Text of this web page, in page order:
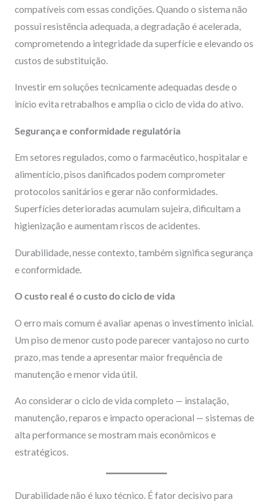
compatíveis com essas condições. Quando o sistema não
possui resistência adequada, a degradação é acelerada,
comprometendo a integridade da superfície e elevando os
custos de substituição.
Investir em soluções tecnicamente adequadas desde o
início evita retrabalhos e amplia o ciclo de vida do ativo.
Segurança e conformidade regulatória
Em setores regulados, como o farmacêutico, hospitalar e
alimentício, pisos danificados podem comprometer
protocolos sanitários e gerar não conformidades.
Superfícies deterioradas acumulam sujeira, dificultam a
higienização e aumentam riscos de acidentes.
Durabilidade, nesse contexto, também significa segurança
e conformidade.
O custo real é o custo do ciclo de vida
O erro mais comum é avaliar apenas o investimento inicial.
Um piso de menor custo pode parecer vantajoso no curto
prazo, mas tende a apresentar maior frequência de
manutenção e menor vida útil.
Ao considerar o ciclo de vida completo — instalação,
manutenção, reparos e impacto operacional — sistemas de
alta performance se mostram mais econômicos e
estratégicos.
Durabilidade não é luxo técnico. É fator decisivo para